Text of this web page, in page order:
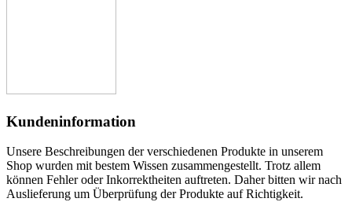
Kundeninformation
Unsere Beschreibungen der verschiedenen Produkte in unserem
Shop wurden mit bestem Wissen zusammengestellt. Trotz allem
können Fehler oder Inkorrektheiten auftreten. Daher bitten wir nach
Auslieferung um Überprüfung der Produkte auf Richtigkeit.